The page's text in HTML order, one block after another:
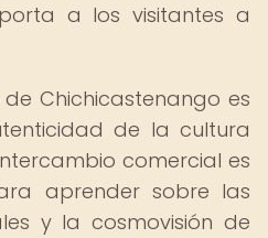
a los visitantes a
Chichicastenango es
de la cultura
comercial es
aprender sobre las
y la cosmovisión de